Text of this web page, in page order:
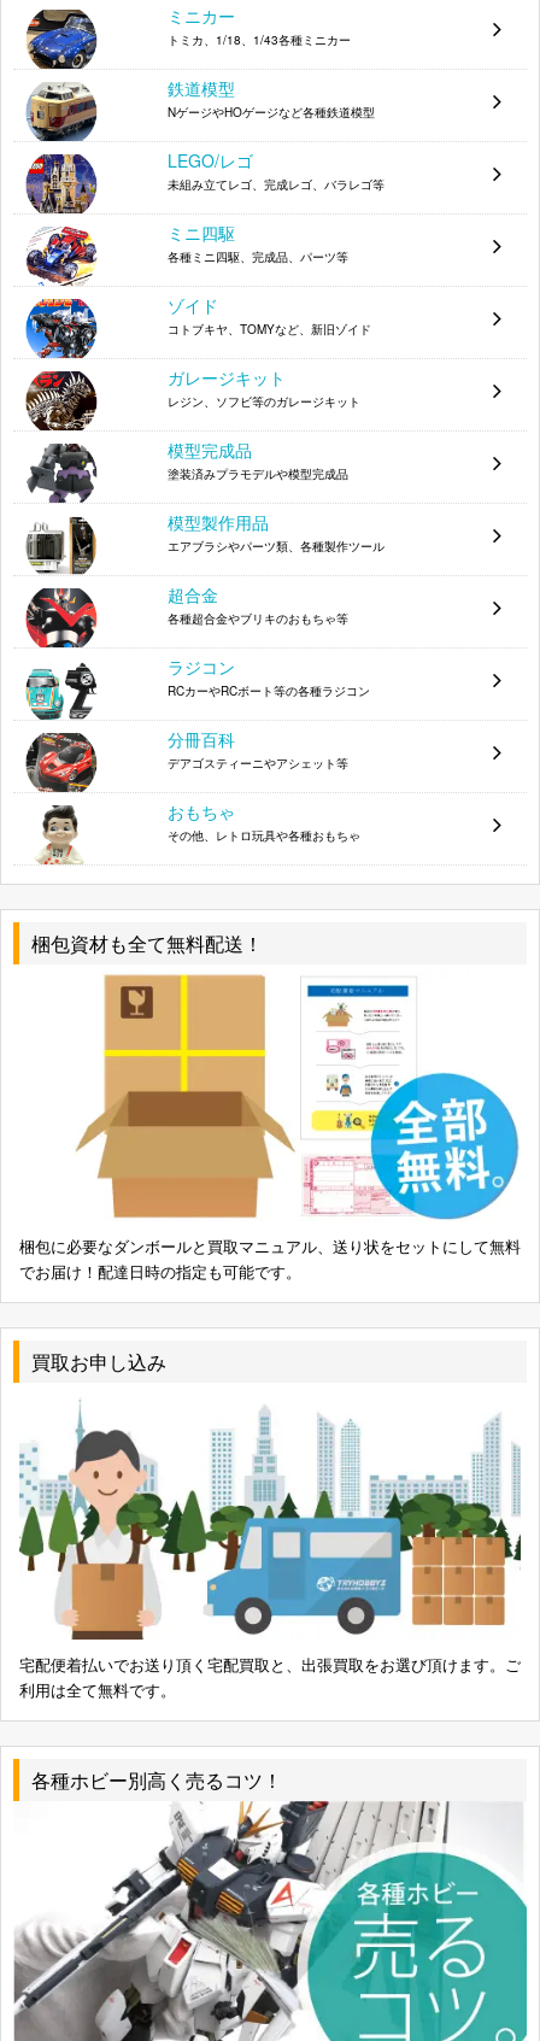
メガハウス 冥土へ誘うもの アイリ
海洋堂 朝比奈みくる 1/8
wave 獅子堂秋葉 ハプニングVer. 4943209550357
wave 巴マミ スペシャルVer. あみあみ限定BEACH
QUEENS 1/10スケール
メガハウス 鋼鉄姫ユミール 4535123710957
ムービック 結 1/7 4961524333769
一番くじ A賞 マクロス
アルター 橘玲 1/8
バンダイ 涼宮ハルヒ バニーVer. 1/8 メタモフィギ
ュア
4543112480293
B賞 柊かがみ
A賞 泉こなた
一番くじ A賞 クランクラン
B賞 柊かがみ
特別限定版 ちびりん フィギュア
DXガールズフィギュア 0083
一撃殺虫 ホイホイ ソリッドワークス
G賞 マクロス
ミニカー
トミカ、1/18、1/43各種ミニカー
鉄道模型
NゲージやHOゲージなど各種鉄道模型
LEGO/レゴ
未組み立てレゴ、完成レゴ、バラレゴ等
ミニ四駆
各種ミニ四駆、完成品、パーツ等
ゾイド
コトブキヤ、TOMYなど、新旧ゾイド
ガレージキット
レジン、ソフビ等のガレージキット
模型完成品
塗装済みプラモデルや模型完成品
模型製作用品
エアブラシやパーツ類、各種製作ツール
超合金
各種超合金やブリキのおもちゃ等
ラジコン
RCカーやRCボート等の各種ラジコン
分冊百科
デアゴスティーニやアシェット等
おもちゃ
その他、レトロ玩具や各種おもちゃ
梱包資材も全て無料配送！
梱包に必要なダンボールと買取マニュアル、送り状をセットにして無料
でお届け！配達日時の指定も可能です。
買取お申し込み
宅配便着払いでお送り頂く宅配買取と、出張買取をお選び頂けます。ご
利用は全て無料です。
各種ホビー別高く売るコツ！